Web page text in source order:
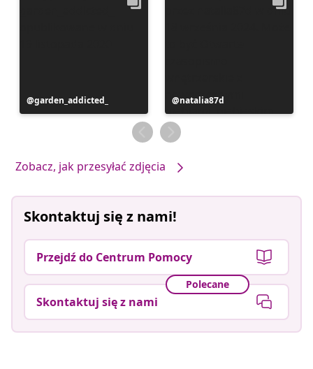
Post
opublikowany
garden_addicted_
Post
opublikowany
przez
natalia87d
Zobacz, jak przesyłać zdjęcia
Skontaktuj się z nami!
Przejdź do Centrum Pomocy
Polecane
Skontaktuj się z nami